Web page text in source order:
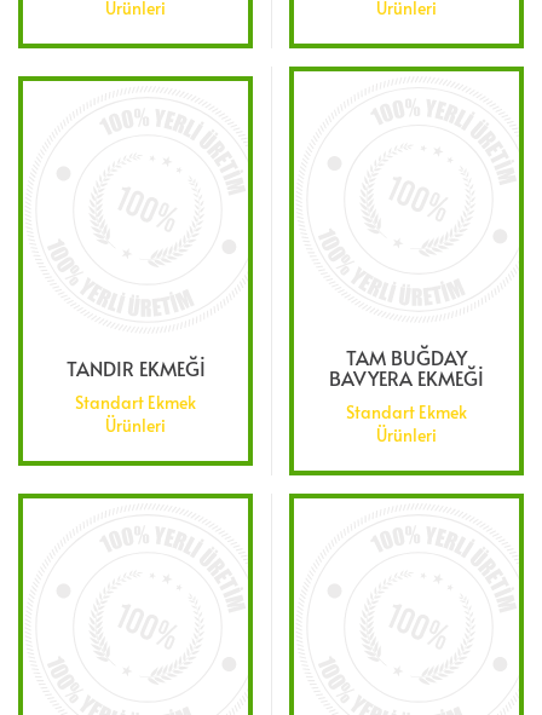
Ürünleri
Ürünleri
TANDIR EKMEĞİ
Standart Ekmek
Ürünleri
TAM BUĞDAY
BAVYERA EKMEĞİ
Standart Ekmek
Ürünleri